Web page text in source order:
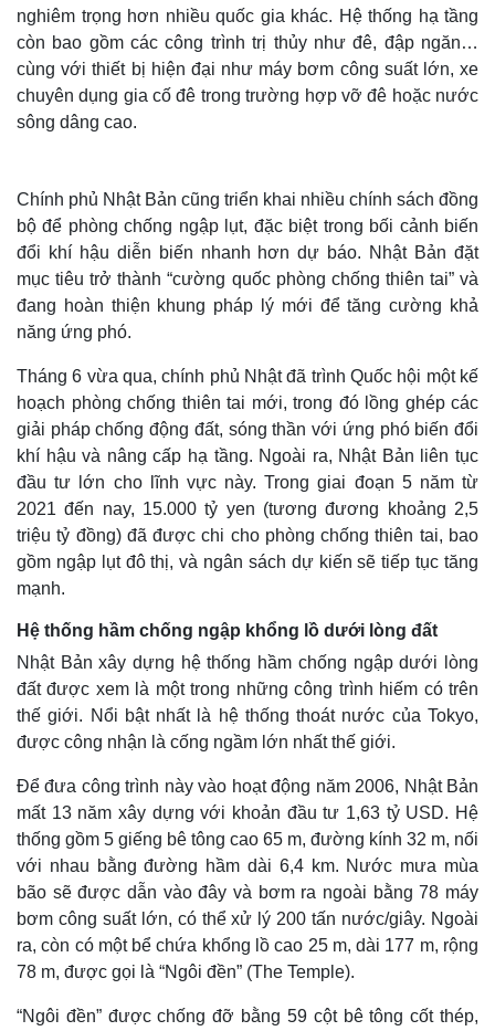
Thế giới
Quan sát
Cuộc sống đó đây
Hồ sơ
Multimedia
Video
Ảnh
nghiêm trọng hơn nhiều quốc gia khác. Hệ thống hạ tầng
còn bao gồm các công trình trị thủy như đê, đập ngăn…
cùng với thiết bị hiện đại như máy bơm công suất lớn, xe
chuyên dụng gia cố đê trong trường hợp vỡ đê hoặc nước
sông dâng cao.
Chính phủ Nhật Bản cũng triển khai nhiều chính sách đồng
bộ để phòng chống ngập lụt, đặc biệt trong bối cảnh biến
đổi khí hậu diễn biến nhanh hơn dự báo. Nhật Bản đặt
mục tiêu trở thành “cường quốc phòng chống thiên tai” và
đang hoàn thiện khung pháp lý mới để tăng cường khả
năng ứng phó.
Tháng 6 vừa qua, chính phủ Nhật đã trình Quốc hội một kế
hoạch phòng chống thiên tai mới, trong đó lồng ghép các
giải pháp chống động đất, sóng thần với ứng phó biến đổi
khí hậu và nâng cấp hạ tầng. Ngoài ra, Nhật Bản liên tục
đầu tư lớn cho lĩnh vực này. Trong giai đoạn 5 năm từ
2021 đến nay, 15.000 tỷ yen (tương đương khoảng 2,5
triệu tỷ đồng) đã được chi cho phòng chống thiên tai, bao
gồm ngập lụt đô thị, và ngân sách dự kiến sẽ tiếp tục tăng
mạnh.
Hệ thống hầm chống ngập khổng lồ dưới lòng đất
Nhật Bản xây dựng hệ thống hầm chống ngập dưới lòng
đất được xem là một trong những công trình hiếm có trên
thế giới. Nổi bật nhất là hệ thống thoát nước của Tokyo,
được công nhận là cống ngầm lớn nhất thế giới.
Để đưa công trình này vào hoạt động năm 2006, Nhật Bản
mất 13 năm xây dựng với khoản đầu tư 1,63 tỷ USD. Hệ
thống gồm 5 giếng bê tông cao 65 m, đường kính 32 m, nối
với nhau bằng đường hầm dài 6,4 km. Nước mưa mùa
bão sẽ được dẫn vào đây và bơm ra ngoài bằng 78 máy
bơm công suất lớn, có thể xử lý 200 tấn nước/giây. Ngoài
ra, còn có một bể chứa khổng lồ cao 25 m, dài 177 m, rộng
78 m, được gọi là “Ngôi đền” (The Temple).
“Ngôi đền” được chống đỡ bằng 59 cột bê tông cốt thép,